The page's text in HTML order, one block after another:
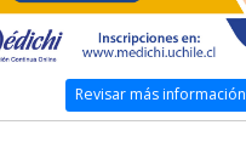
Revisar más información